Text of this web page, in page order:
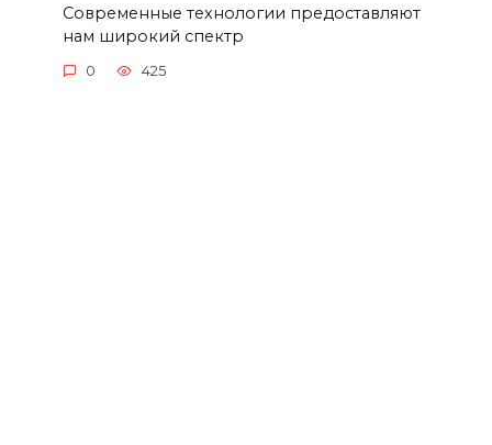
Современные технологии предоставляют
нам широкий спектр
0 425